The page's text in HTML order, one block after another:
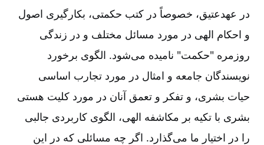
در عهدعتیق‌، خصوصاً در کتب حکمتی‌، بکارگیری اصول
و احکام الهی در مورد مسائل مختلف و در زندگی
روزمره "حکمت‌" نامیده می‌شود. الگوی برخورد
نویسندگان جامعه و امثال در مورد تجارب اساسی
حیات بشری‌، و تفکر و تعمق آنان در مورد کلیت هستی
بشری با تکیه بر مکاشفه الهی‌، الگوی کاربردی جالبی
را در اختیار ما می‌گذارد. اگر چه مسائلی که در این